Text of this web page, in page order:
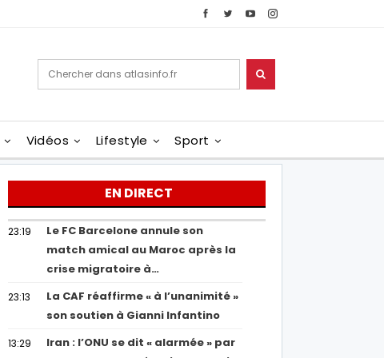
Vidéos Lifestyle Sport
EN DIRECT
23:19
Le FC Barcelone annule son
match amical au Maroc après la
crise migratoire à…
23:13
La CAF réaffirme « à l’unanimité »
son soutien à Gianni Infantino
13:29
Iran : l’ONU se dit « alarmée » par